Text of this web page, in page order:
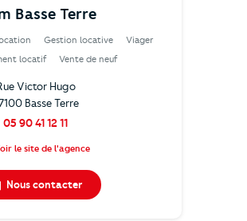
Basse Terre
Gestion locative
Viager
locatif
Vente de neuf
Victor Hugo
Basse Terre
05 90 41 12 11
le site de l'agence
Nous contacter